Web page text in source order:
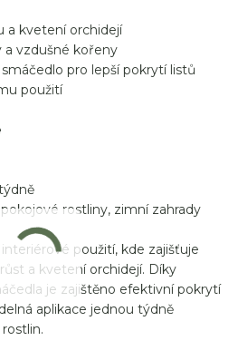
a kvetení orchidejí
a vzdušné kořeny
pro lepší pokrytí listů
použití
rostliny, zimní zahrady
použití, kde zajišťuje
a kvetení orchidejí. Díky
je zajištěno efektivní pokrytí
aplikace jednou týdně